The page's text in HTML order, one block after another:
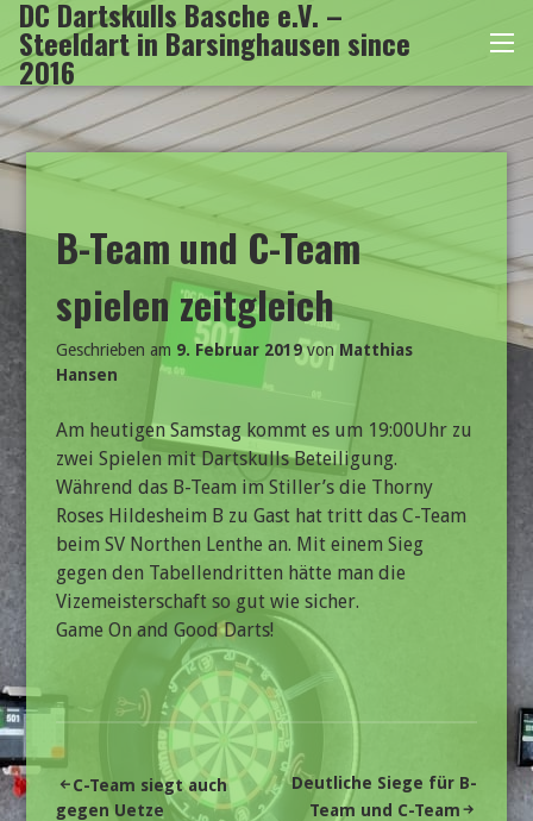
Zum
Inhalt
springen
DC Dartskulls Basche e.V. –
Steeldart in Barsinghausen since
2016
B-Team und C-Team
spielen zeitgleich
Geschrieben am 9. Februar 2019von Matthias
Hansen
Am heutigen Samstag kommt es um 19:00Uhr zu
zwei Spielen mit Dartskulls Beteiligung.
Während das B-Team im Stiller’s die Thorny
Roses Hildesheim B zu Gast hat tritt das C-Team
beim SV Northen Lenthe an. Mit einem Sieg
gegen den Tabellendritten hätte man die
Vizemeisterschaft so gut wie sicher.
Game On and Good Darts!
Beitragsnavigation
C-Team siegt auch
gegen Uetze
Deutliche Siege für B-
Team und C-Team